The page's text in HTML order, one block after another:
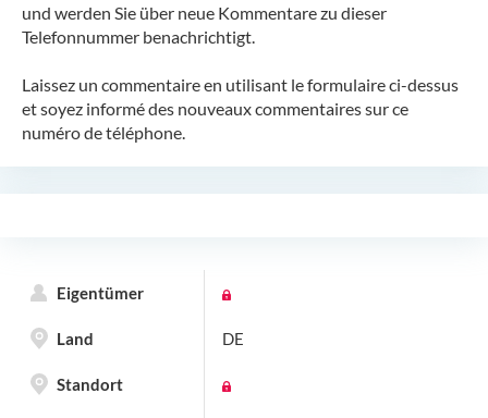
und werden Sie über neue Kommentare zu dieser
Telefonnummer benachrichtigt.
Laissez un commentaire en utilisant le formulaire ci-dessus
et soyez informé des nouveaux commentaires sur ce
numéro de téléphone.
Eigentümer
Land DE
Standort